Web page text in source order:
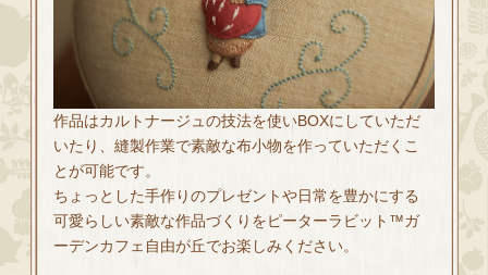
作品はカルトナージュの技法を使いBOXにしていただ
いたり、縫製作業で素敵な布小物を作っていただくこ
とが可能です。
ちょっとした手作りのプレゼントや日常を豊かにする
可愛らしい素敵な作品づくりをピーターラビット™ガ
ーデンカフェ自由が丘でお楽しみください。